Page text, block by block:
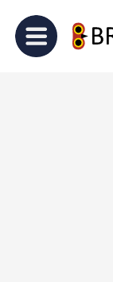
Головна
Вересень